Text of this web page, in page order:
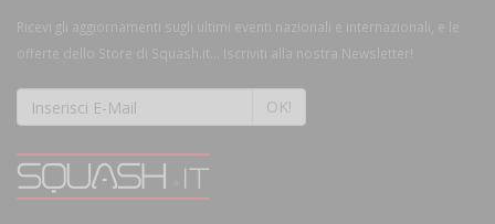
Ricevi gli aggiornamenti sugli ultimi eventi nazionali e internazionali, e le
offerte dello Store di Squash.it... Iscriviti alla nostra Newsletter!
OK!